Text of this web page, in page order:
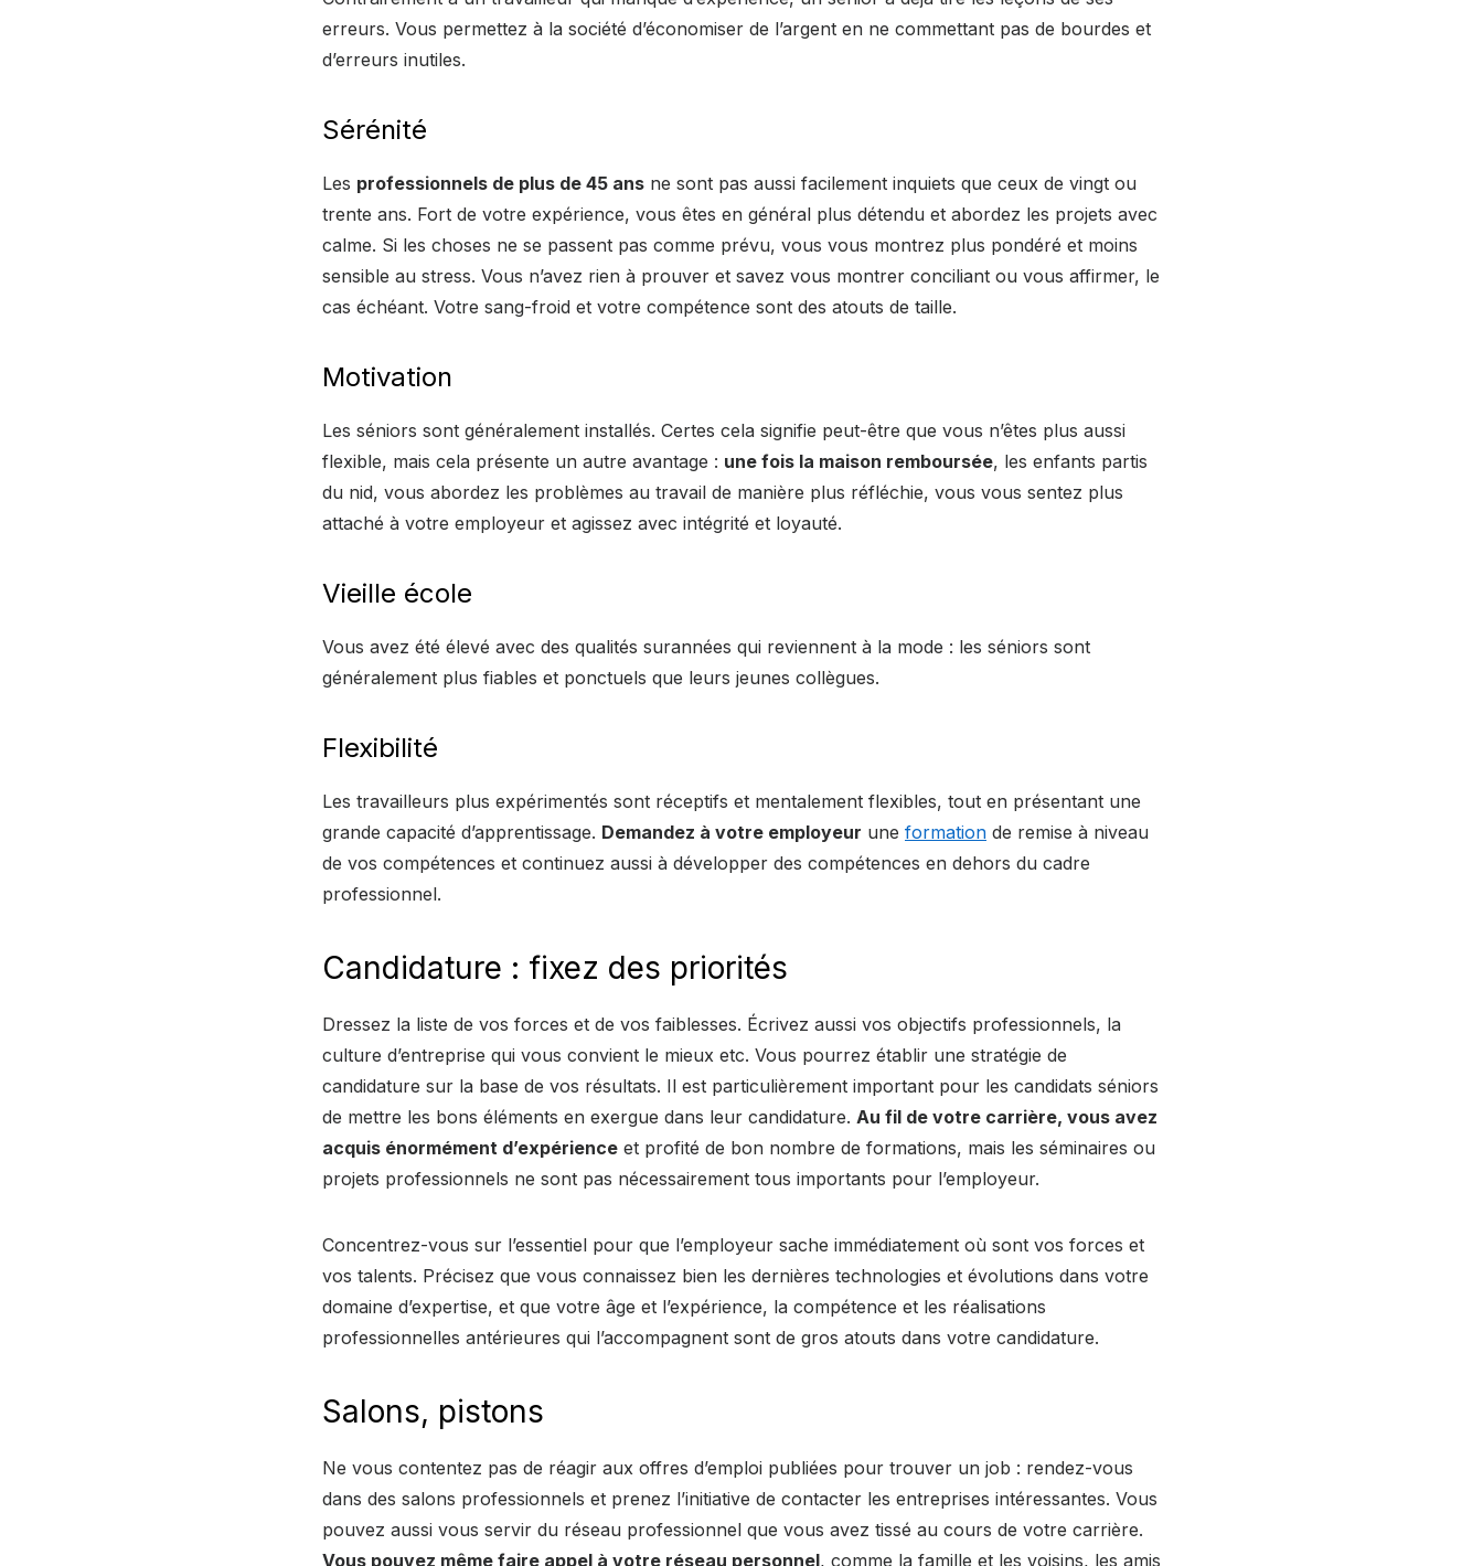
erreurs. Vous permettez à la société d’économiser de l’argent en ne commettant pas de bourdes et
d’erreurs inutiles.
Sérénité
Les professionnels de plus de 45 ans ne sont pas aussi facilement inquiets que ceux de vingt ou
trente ans. Fort de votre expérience, vous êtes en général plus détendu et abordez les projets avec
calme. Si les choses ne se passent pas comme prévu, vous vous montrez plus pondéré et moins
sensible au stress. Vous n’avez rien à prouver et savez vous montrer conciliant ou vous affirmer, le
cas échéant. Votre sang-froid et votre compétence sont des atouts de taille.
Motivation
Les séniors sont généralement installés. Certes cela signifie peut-être que vous n’êtes plus aussi
flexible, mais cela présente un autre avantage : une fois la maison remboursée, les enfants partis
du nid, vous abordez les problèmes au travail de manière plus réfléchie, vous vous sentez plus
attaché à votre employeur et agissez avec intégrité et loyauté.
Vieille école
Vous avez été élevé avec des qualités surannées qui reviennent à la mode : les séniors sont
généralement plus fiables et ponctuels que leurs jeunes collègues.
Flexibilité
Les travailleurs plus expérimentés sont réceptifs et mentalement flexibles, tout en présentant une
grande capacité d’apprentissage. Demandez à votre employeur une formation de remise à niveau
de vos compétences et continuez aussi à développer des compétences en dehors du cadre
professionnel.
Candidature : fixez des priorités
Dressez la liste de vos forces et de vos faiblesses. Écrivez aussi vos objectifs professionnels, la
culture d’entreprise qui vous convient le mieux etc. Vous pourrez établir une stratégie de
candidature sur la base de vos résultats. Il est particulièrement important pour les candidats séniors
de mettre les bons éléments en exergue dans leur candidature. Au fil de votre carrière, vous avez
acquis énormément d’expérience et profité de bon nombre de formations, mais les séminaires ou
projets professionnels ne sont pas nécessairement tous importants pour l’employeur.
Concentrez-vous sur l’essentiel pour que l’employeur sache immédiatement où sont vos forces et
vos talents. Précisez que vous connaissez bien les dernières technologies et évolutions dans votre
domaine d’expertise, et que votre âge et l’expérience, la compétence et les réalisations
professionnelles antérieures qui l’accompagnent sont de gros atouts dans votre candidature.
Salons, pistons
Ne vous contentez pas de réagir aux offres d’emploi publiées pour trouver un job : rendez-vous
dans des salons professionnels et prenez l’initiative de contacter les entreprises intéressantes. Vous
pouvez aussi vous servir du réseau professionnel que vous avez tissé au cours de votre carrière.
Vous pouvez même faire appel à votre réseau personnel, comme la famille et les voisins, les amis